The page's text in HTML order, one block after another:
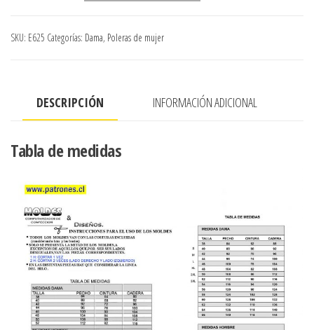
un
hombro
SKU: E625 Categorías: Dama, Poleras de mujer
DESCRIPCIÓN INFORMACIÓN ADICIONAL
Tabla de medidas